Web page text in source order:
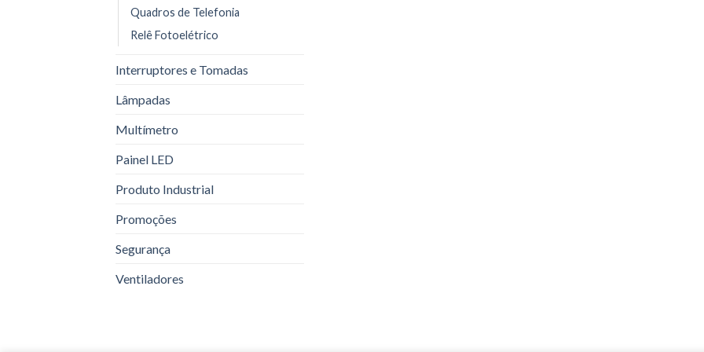
Quadros de Telefonia
Relê Fotoelétrico
Interruptores e Tomadas
Lâmpadas
Multímetro
Painel LED
Produto Industrial
Promoções
Segurança
Ventiladores